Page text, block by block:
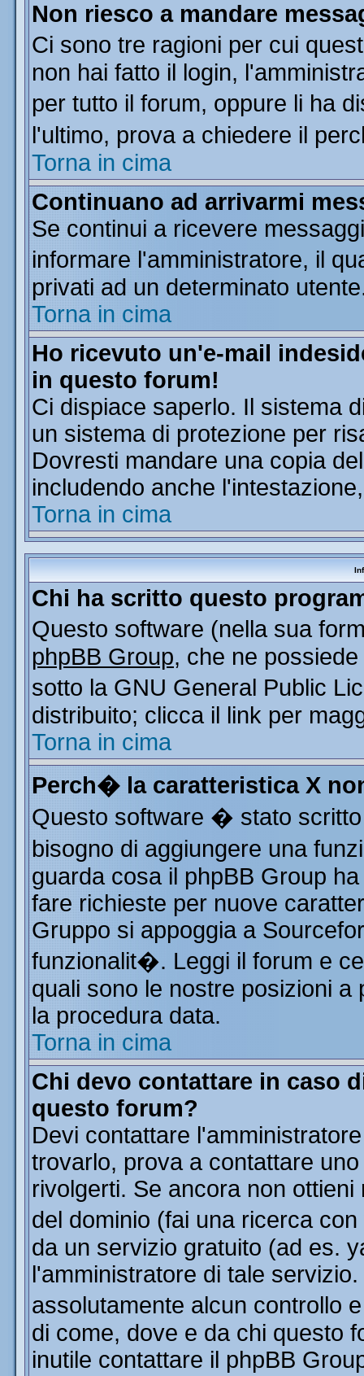
Non riesco a mandare
Ci sono tre ragioni per cui
non hai fatto il login,
per tutto il forum, oppure li ha
l'ultimo, prova a chiedere il
Torna in cima
Continuano ad arrivarmi
Se continui a ricevere
informare l'amministratore, il
privati ad un determinato
Torna in cima
Ho ricevuto un'e-mail
in questo forum!
Ci dispiace saperlo. Il sistema
un sistema di protezione per
Dovresti mandare una copia
includendo anche
Torna in cima
Chi ha scritto questo
Questo software (nella sua
phpBB Group, che ne
sotto la GNU General Public
distribuito; clicca il link per
Torna in cima
Perch� la caratteristica X
Questo software � stato
bisogno di aggiungere una
guarda cosa il phpBB Group
fare richieste per nuove
Gruppo si appoggia a
funzionalit�. Leggi il forum e
quali sono le nostre posizioni
la procedura data.
Torna in cima
Chi devo contattare in caso
questo forum?
Devi contattare
trovarlo, prova a contattare
rivolgerti. Se ancora non
del dominio (fai una ricerca
da un servizio gratuito (ad es.
l'amministratore di tale
assolutamente alcun controllo
di come, dove e da chi questo
inutile contattare il phpBB